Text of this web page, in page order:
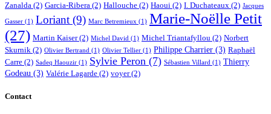
Zanalda (2) Garcia-Ribera (2) Hallouche (2) Haoui (2) I. Duchateaux (2) Jacques
Gasser (1) Loriant (9) Marc Betremieux (1) Marie-Noëlle Petit
(27) Martin Kaiser(2) Michel David (1) Michel Triantafyllou (2) Norbert
Skurnik (2) Olivier Bertrand (1) Olivier Tellier (1) Philippe Charrier (3) Raphaël
Carre (2) Sadeq Haouzir (1) Sylvie Peron (7) Sébastien Villard (1) Thierry
Godeau (3) Valérie Lagarde (2) voyer(2)
Contact